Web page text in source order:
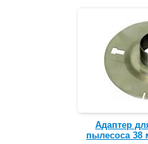
Адаптер
пылесоса 38